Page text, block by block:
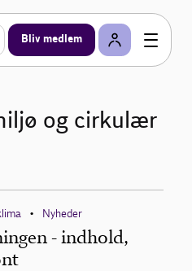
Bliv medlem
og cirkulær
• Nyheder
- indhold,